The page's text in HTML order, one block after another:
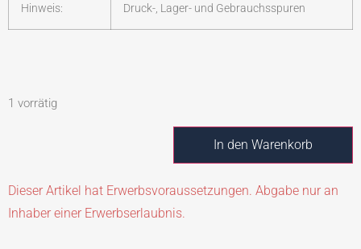
Hinweis: Druck-, Lager- und Gebrauchsspuren
1 vorrätig
In den Warenkorb
Dieser Artikel hat Erwerbsvoraussetzungen. Abgabe nur an
Inhaber einer Erwerbserlaubnis.